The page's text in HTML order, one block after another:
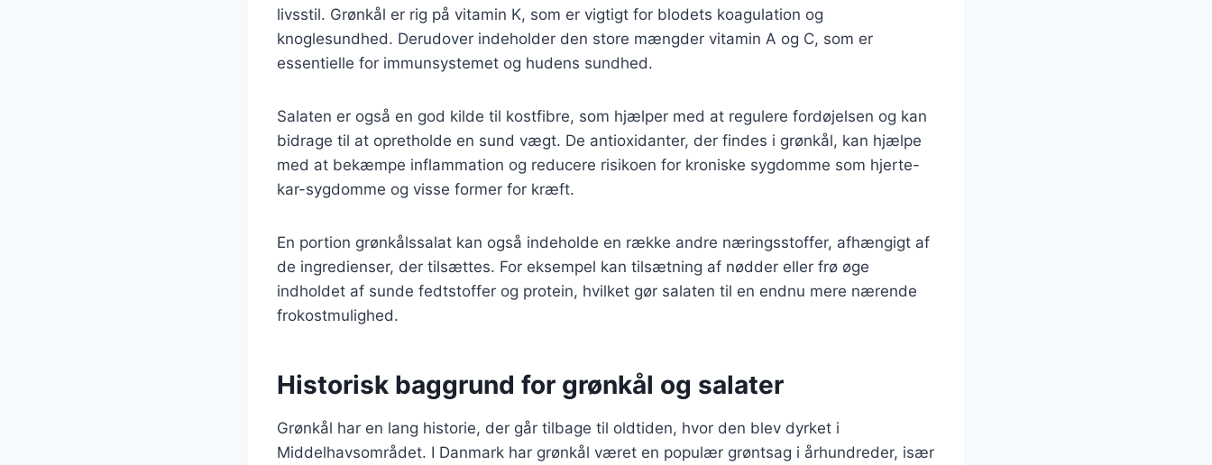
livsstil. Grønkål er rig på vitamin K, som er vigtigt for blodets koagulation og
knoglesundhed. Derudover indeholder den store mængder vitamin A og C, som er
essentielle for immunsystemet og hudens sundhed.
Salaten er også en god kilde til kostfibre, som hjælper med at regulere fordøjelsen og kan
bidrage til at opretholde en sund vægt. De antioxidanter, der findes i grønkål, kan hjælpe
med at bekæmpe inflammation og reducere risikoen for kroniske sygdomme som hjerte-
kar-sygdomme og visse former for kræft.
En portion grønkålssalat kan også indeholde en række andre næringsstoffer, afhængigt af
de ingredienser, der tilsættes. For eksempel kan tilsætning af nødder eller frø øge
indholdet af sunde fedtstoffer og protein, hvilket gør salaten til en endnu mere nærende
frokostmulighed.
Historisk baggrund for grønkål og salater
Grønkål har en lang historie, der går tilbage til oldtiden, hvor den blev dyrket i
Middelhavsområdet. I Danmark har grønkål været en populær grøntsag i århundreder, især